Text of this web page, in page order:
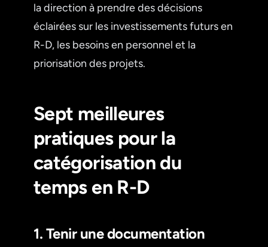
la direction à prendre des décisions
éclairées sur les investissements futurs en
R-D, les besoins en personnel et la
priorisation des projets.
Sept meilleures
pratiques pour la
catégorisation du
temps en R-D
1. Tenir une documentation